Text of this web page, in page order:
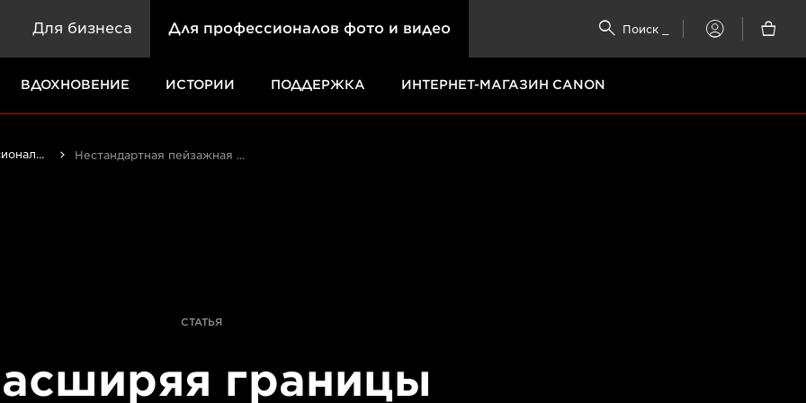
Для бизнеса Для профессионалов фото и видео  Поиск
My

ВДОХНОВЕНИЕ ИСТОРИИ ПОДДЕРЖКА ИНТЕРНЕТ-МАГАЗИН CANON
Истории от профессионалов: вдохновляющие идеи для печати, а также фото- и видеосъемки Нестандартная пейзажная фотография
СТАТЬЯ
границы